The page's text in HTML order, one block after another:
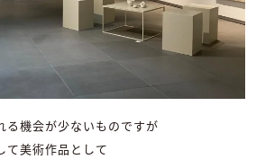
る機会が少ないものですが
て美術作品として